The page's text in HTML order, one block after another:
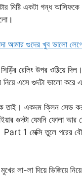
মিষ্টি একটা গন্ধ
আমার গুদের খুব ভালো
রেলিং উপর ওঠিয়ে
নিয়ে এসে গুদটা ভালো
তাই। একদম ক্লিন সেভ
গুদটা যেমনি ফোলা আর
1 মেক্সি তুলে পরের
লা-লা দিয়ে ভিজিয়ে